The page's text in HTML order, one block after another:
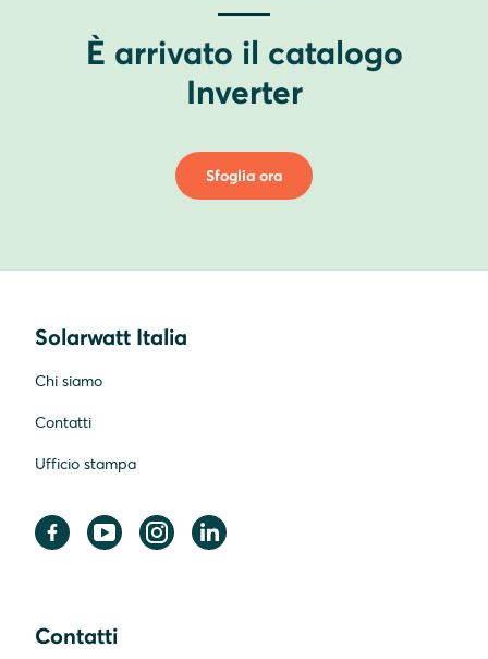
È arrivato il catalogo
Inverter
Sfoglia ora
Solarwatt Italia
Chi siamo
Contatti
Ufficio stampa
Contatti